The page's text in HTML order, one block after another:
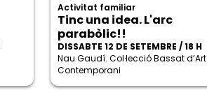
Activitat familiar
Tinc una idea. L'arc
parabòlic!!
DISSABTE 12 DE SETEMBRE / 18 H
Nau Gaudí. Col·lecció Bassat d’Art
Contemporani